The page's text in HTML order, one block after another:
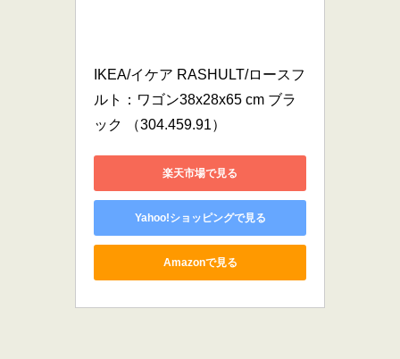
IKEA/イケア RASHULT/ロースフ
ルト：ワゴン38x28x65 cm ブラ
ック （304.459.91）
楽天市場で見る
Yahoo!ショッピングで見る
Amazonで見る